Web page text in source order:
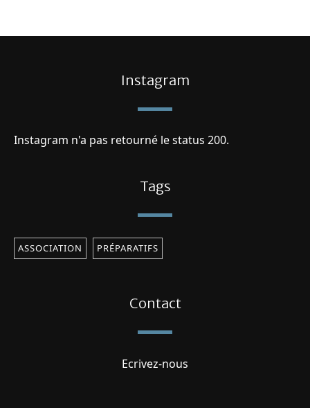
Instagram
Instagram n'a pas retourné le status 200.
Tags
ASSOCIATION PRÉPARATIFS
Contact
Ecrivez-nous